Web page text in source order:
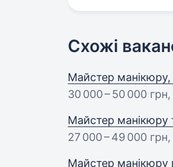
Схожі
Майстер
30 000 – 50 000 грн
Майстер манікюру
27 000 – 49 000 грн
Майстер манікюру